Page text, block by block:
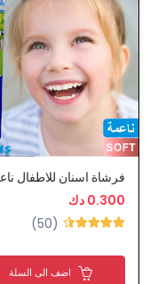
0.300 دك
(50)
اضف الى السلة